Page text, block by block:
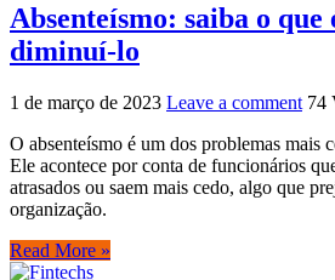
Absenteísmo: saiba o que
diminuí-lo
1 de março de 2023 Leave a comment 74
O absenteísmo é um dos problemas mais
Ele acontece por conta de funcionários
atrasados ou saem mais cedo, algo que
organização.
Read More »